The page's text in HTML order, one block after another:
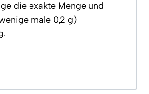
die exakte Menge und
male 0,2 g)